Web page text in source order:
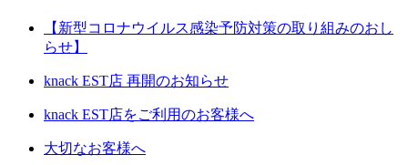
【新型コロナウイルス感染予防対策の取り組みのおし
らせ】
knack EST店 再開のお知らせ
knack EST店をご利用のお客様へ
大切なお客様へ